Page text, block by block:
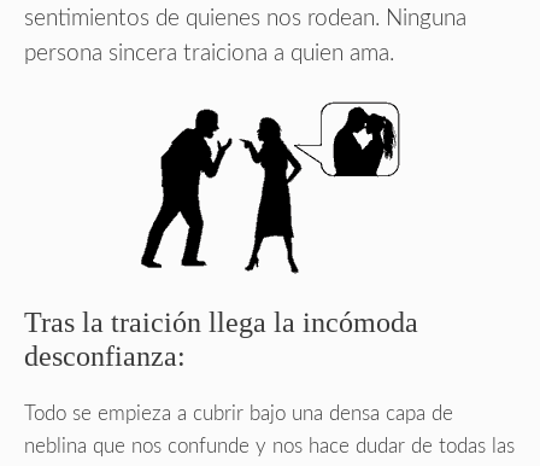
sentimientos de quienes nos rodean. Ninguna
persona sincera traiciona a quien ama.
Tras la traición llega la incómoda
desconfianza:
Todo se empieza a cubrir bajo una densa capa de
neblina que nos confunde y nos hace dudar de todas las